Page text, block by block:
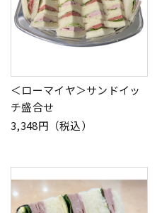
＜ローマイヤ＞サンドイッ
チ盛合せ
3,348円（税込）